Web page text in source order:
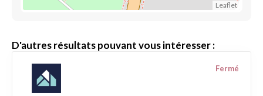
Leaflet
D'autres résultats pouvant vous intéresser :
Fermé